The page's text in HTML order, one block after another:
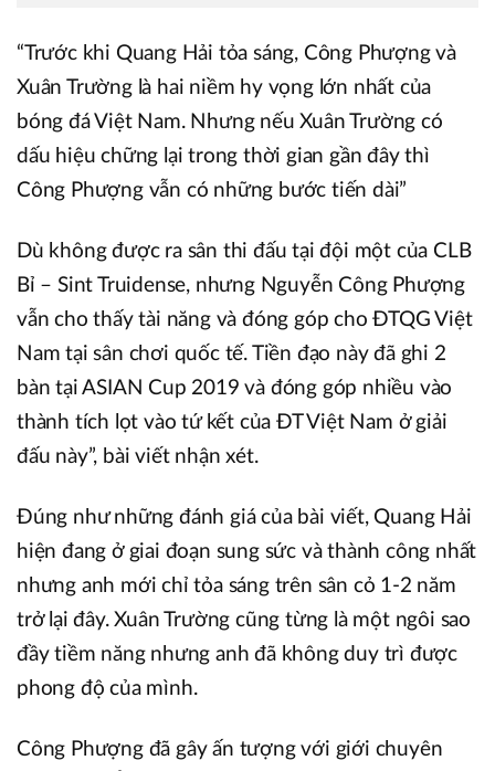
“Trước khi Quang Hải tỏa sáng, Công Phượng và
Xuân Trường là hai niềm hy vọng lớn nhất của
bóng đá Việt Nam. Nhưng nếu Xuân Trường có
dấu hiệu chững lại trong thời gian gần đây thì
Công Phượng vẫn có những bước tiến dài”
Dù không được ra sân thi đấu tại đội một của CLB
Bỉ – Sint Truidense, nhưng Nguyễn Công Phượng
vẫn cho thấy tài năng và đóng góp cho ĐTQG Việt
Nam tại sân chơi quốc tế. Tiền đạo này đã ghi 2
bàn tại ASIAN Cup 2019 và đóng góp nhiều vào
thành tích lọt vào tứ kết của ĐT Việt Nam ở giải
đấu này”, bài viết nhận xét.
Đúng như những đánh giá của bài viết, Quang Hải
hiện đang ở giai đoạn sung sức và thành công nhất
nhưng anh mới chỉ tỏa sáng trên sân cỏ 1-2 năm
trở lại đây. Xuân Trường cũng từng là một ngôi sao
đầy tiềm năng nhưng anh đã không duy trì được
phong độ của mình.
Công Phượng đã gây ấn tượng với giới chuyên